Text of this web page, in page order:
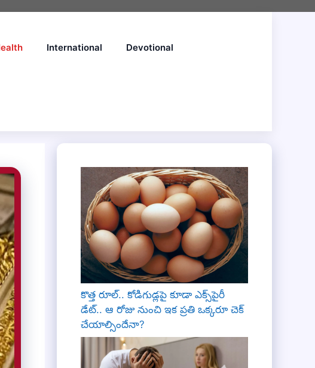
International Devotional
కొత్త రూల్.. కోడిగుడ్లపై కూడా ఎక్స్‌పైరీ
డేట్.. ఆ రోజు నుంచి ఇక ప్రతి ఒక్కరూ చెక్
చేయాల్సిందేనా?